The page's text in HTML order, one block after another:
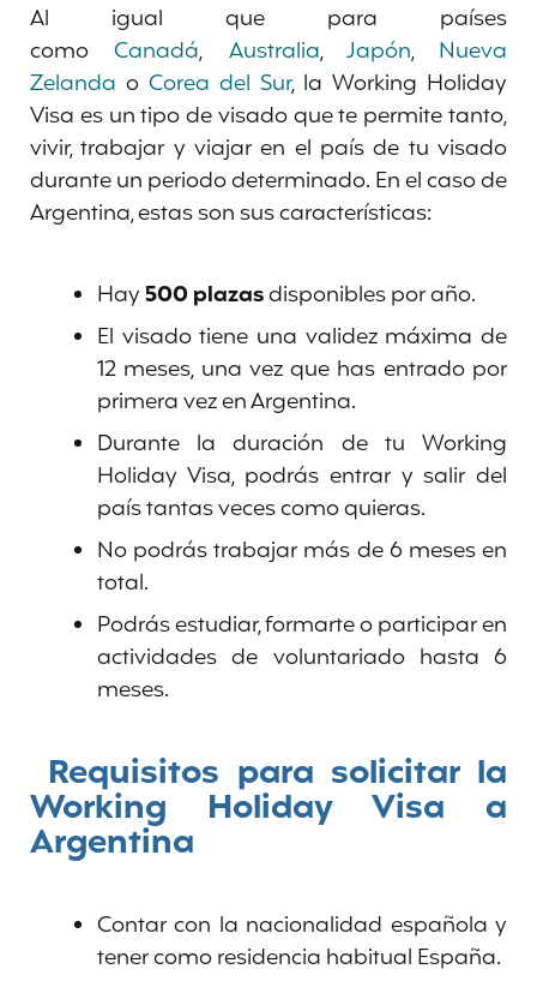
Al igual que para países
comoCanadá, Australia, Japón, Nueva
Zelanda o Corea del Sur, la Working Holiday
Visa es un tipo de visado que te permite tanto,
vivir, trabajar y viajar en el país de tu visado
durante un periodo determinado. En el caso de
Argentina, estas son sus características:
Hay500 plazasdisponibles por año.
El visado tiene una validez máxima de
12 meses, una vez que has entrado por
primera vez en Argentina.
Durante la duración de tu Working
Holiday Visa, podrás entrar y salir del
país tantas veces como quieras.
No podrás trabajar más de 6 meses en
total.
Podrás estudiar, formarte o participar en
actividades de voluntariado hasta 6
meses.
Requisitos para solicitar la
Working Holiday Visa a
Argentina
Contar con la nacionalidad española y
tener como residencia habitual España.